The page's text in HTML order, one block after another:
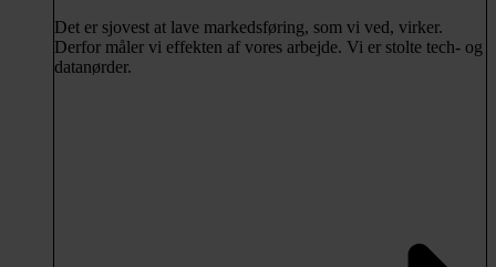
Det er sjovest at lave markedsføring, som vi ved, virker.
Derfor måler vi effekten af vores arbejde. Vi er stolte tech- og
datanørder.